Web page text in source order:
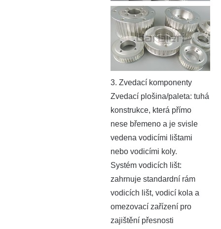
3. Zvedací komponenty
Zvedací plošina/paleta: tuhá
konstrukce, která přímo
nese břemeno a je svisle
vedena vodicími lištami
nebo vodicími koly.
Systém vodicích lišt:
zahrnuje standardní rám
vodicích lišt, vodicí kola a
omezovací zařízení pro
zajištění přesnosti